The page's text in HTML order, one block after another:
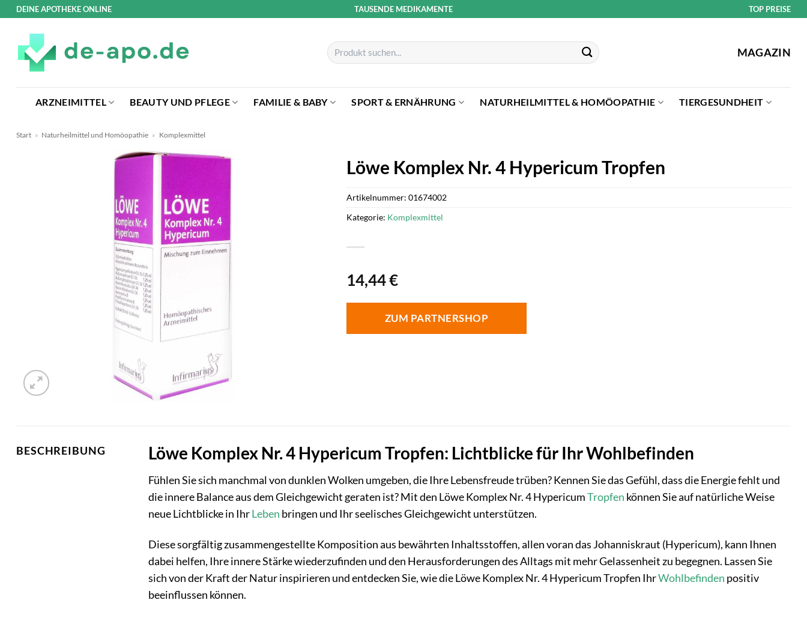
ZumDEINE APOTHEKE ONLINE TAUSENDE MEDIKAMENTE TOP PREISE
Suchen
nach:
MAGAZIN
ARZNEIMITTEL BEAUTY UND PFLEGE FAMILIE & BABY SPORT & ERNÄHRUNG NATURHEILMITTEL & HOMÖOPATHIE TIERGESUNDHEIT
Start » Naturheilmittel und Homöopathie » Komplexmittel
Löwe Komplex Nr. 4 Hypericum Tropfen
14,44€
ZUM PARTNERSHOP
Artikelnummer: 01674002
Kategorie: Komplexmittel
BESCHREIBUNG Löwe Komplex Nr. 4 Hypericum Tropfen: Lichtblicke für Ihr Wohlbefinden
Fühlen Sie sich manchmal von dunklen Wolken umgeben, die Ihre Lebensfreude trüben? Kennen Sie das Gefühl, dass die Energie fehlt und
die innere Balance aus dem Gleichgewicht geraten ist? Mit den Löwe Komplex Nr. 4 HypericumTropfen können Sie auf natürliche Weise
neue Lichtblicke in IhrLeben bringen und Ihr seelisches Gleichgewicht unterstützen.
Diese sorgfältig zusammengestellte Komposition aus bewährten Inhaltsstoffen, allen voran das Johanniskraut (Hypericum), kann Ihnen
dabei helfen, Ihre innere Stärke wiederzufinden und den Herausforderungen des Alltags mit mehr Gelassenheit zu begegnen. Lassen Sie
sich von der Kraft der Natur inspirieren und entdecken Sie, wie die Löwe Komplex Nr. 4 Hypericum Tropfen IhrWohlbefinden positiv
beeinflussen können.